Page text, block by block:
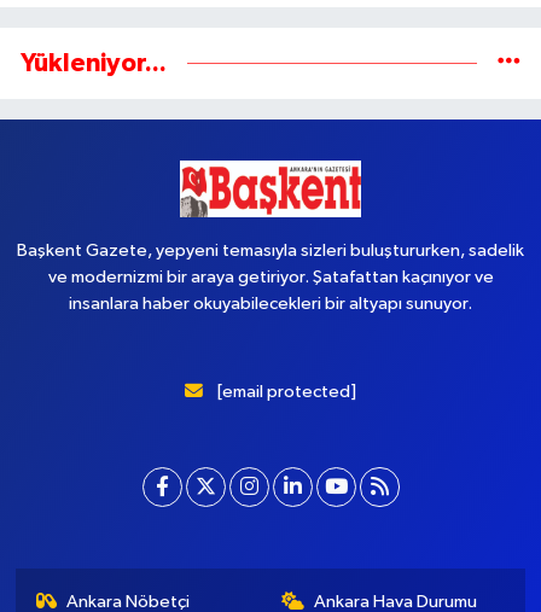
Yükleniyor...
Başkent Gazete, yepyeni temasıyla sizleri buluştururken, sadelik
ve modernizmi bir araya getiriyor. Şatafattan kaçınıyor ve
insanlara haber okuyabilecekleri bir altyapı sunuyor.
[email protected]
Ankara Nöbetçi
Ankara Hava Durumu